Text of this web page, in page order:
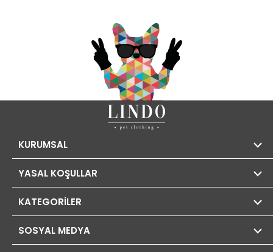
KURUMSAL
YASAL KOŞULLAR
KATEGORİLER
SOSYAL MEDYA